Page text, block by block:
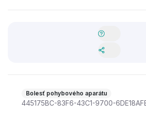
Bolesť pohybového aparátu
445175BC-83F6-43C1-9700-